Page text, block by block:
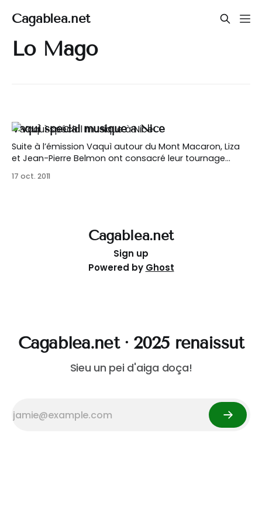
Cagablea.net
Lo Mago
Vaquì spécial musique à Nice
Suite à l’émission Vaquì autour du Mont Macaron, Liza
et Jean-Pierre Belmon ont consacré leur tournage
type= »dark »] Première partie
17 oct. 2011
Cagablea.net
Sign up
Powered by Ghost
Cagablea.net · 2025 renaissut
Sieu un pei d'aiga doça!